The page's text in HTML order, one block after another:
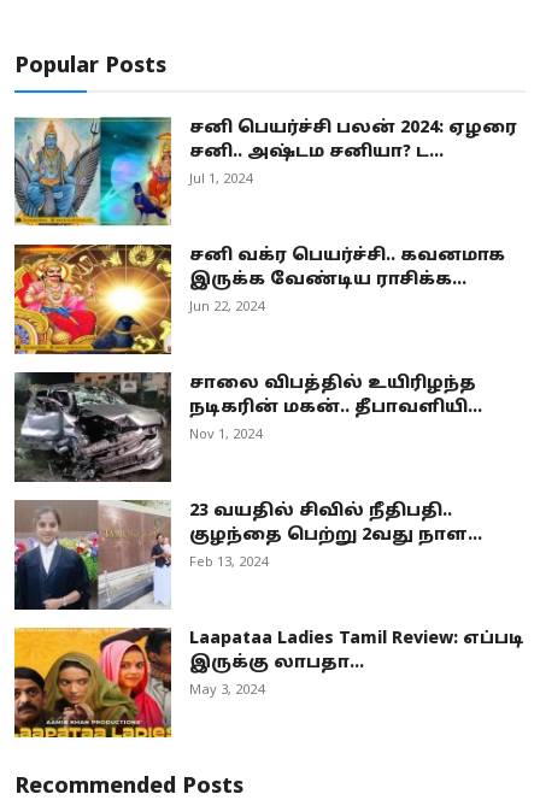
Popular Posts
சனி பெயர்ச்சி பலன் 2024: ஏழரை
சனி.. அஷ்டம சனியா? ட...
Jul 1, 2024
சனி வக்ர பெயர்ச்சி.. கவனமாக
இருக்க வேண்டிய ராசிக்க...
Jun 22, 2024
சாலை விபத்தில் உயிரிழந்த
நடிகரின் மகன்.. தீபாவளியி...
Nov 1, 2024
23 வயதில் சிவில் நீதிபதி..
குழந்தை பெற்று 2வது நாள...
Feb 13, 2024
Laapataa Ladies Tamil Review: எப்படி
இருக்கு லாபதா...
May 3, 2024
Recommended Posts